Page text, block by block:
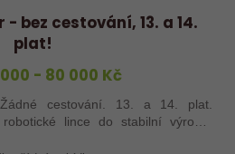
bez cestování, 13. a 14.
plat!
- 80 000 Kč
cestování. 13. a 14. plat.
lince do stabilní výrobní